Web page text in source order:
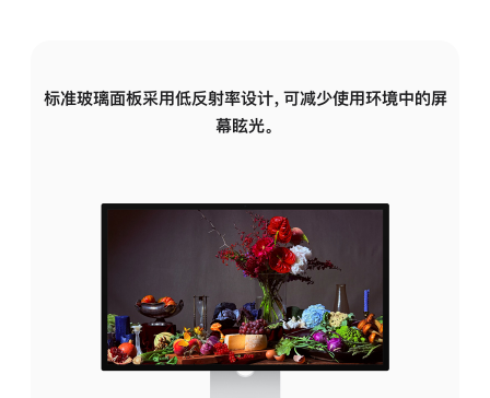
标准玻璃面板采用低反射率设计，可减少使用环境中的屏
幕眩光。